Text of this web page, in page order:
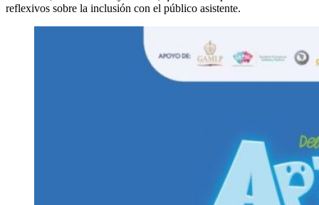
reflexivos sobre la inclusión con el público asistente.